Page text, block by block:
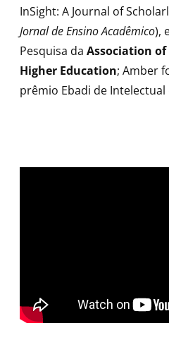
InSight: A Journal of
Jornal de Ensino Acadêmico),
Pesquisa da Association
Higher Education; Amber
prêmio Ebadi de Intelectual